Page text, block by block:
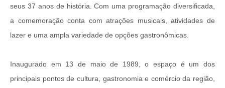
seus 37 anos de história. Com uma programação diversificada,
a comemoração conta com atrações musicais, atividades de
lazer e uma ampla variedade de opções gastronômicas.
Inaugurado em 13 de maio de 1989, o espaço é um dos
principais pontos de cultura, gastronomia e comércio da região,